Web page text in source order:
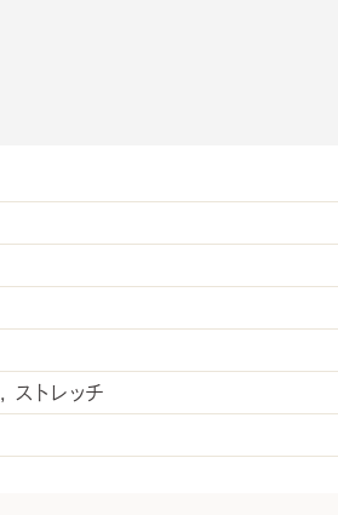
ストレッチ